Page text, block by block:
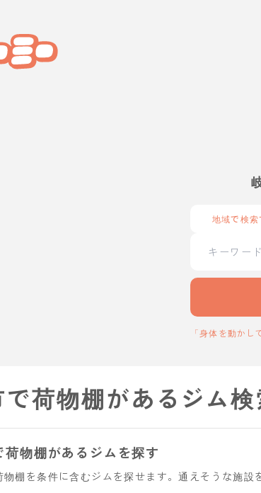
地域で検索
「身体を動かし
荷物棚があるジム
荷物棚があるジムを探す
物棚を条件に含むジムを探せます。通えそうな施